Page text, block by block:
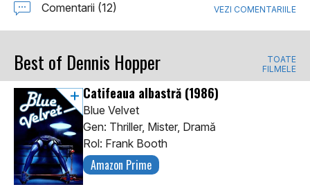
Comentarii (12) VEZI COMENTARIILE
Best of Dennis Hopper
TOATE
FILMELE
Catifeaua albastră (1986)
Blue Velvet
Gen: Thriller, Mister, Dramă
Rol: Frank Booth
Amazon Prime